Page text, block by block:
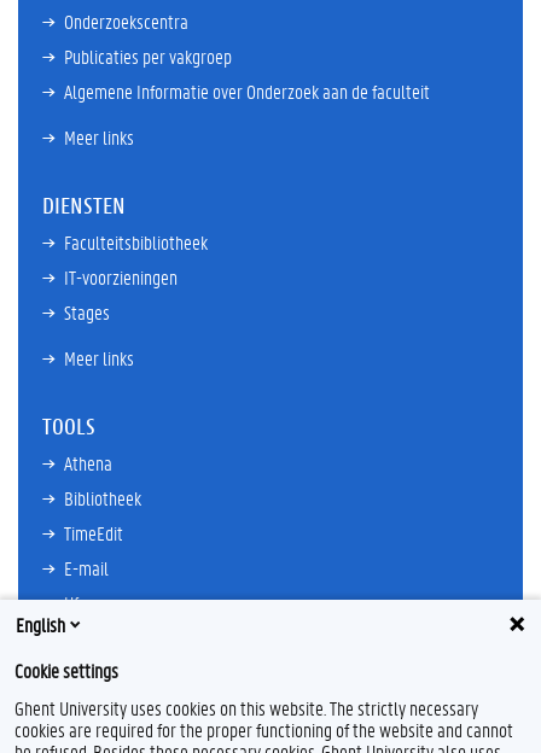
Onderzoekscentra
Publicaties per vakgroep
Algemene Informatie over Onderzoek aan de faculteit
Meer links
DIENSTEN
Faculteitsbibliotheek
IT-voorzieningen
Stages
Meer links
TOOLS
Athena
Bibliotheek
TimeEdit
E-mail
Ufora
Oasis
Research Explorer
English
Cookie settings
Ghent University uses cookies on this website. The strictly necessary
cookies are required for the proper functioning of the website and cannot